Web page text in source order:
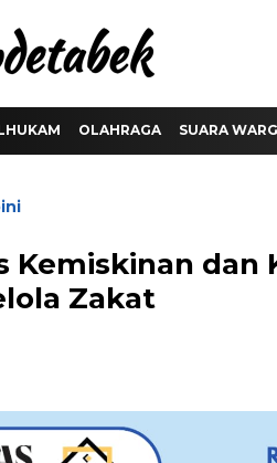
OLAHRAGA SUARA
Kemiskinan dan
Zakat